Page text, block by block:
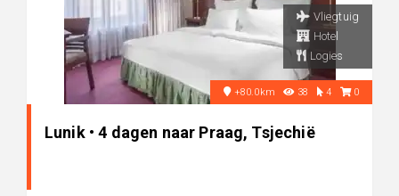
Vliegtuig
Hotel
Logies
+80.0km 38 4 0
Lunik • 4 dagen naar Praag, Tsjechië